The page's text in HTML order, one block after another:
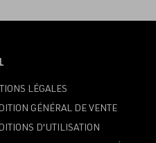
LÉGALES
GÉNÉRAL DE VENTE
D'UTILISATION